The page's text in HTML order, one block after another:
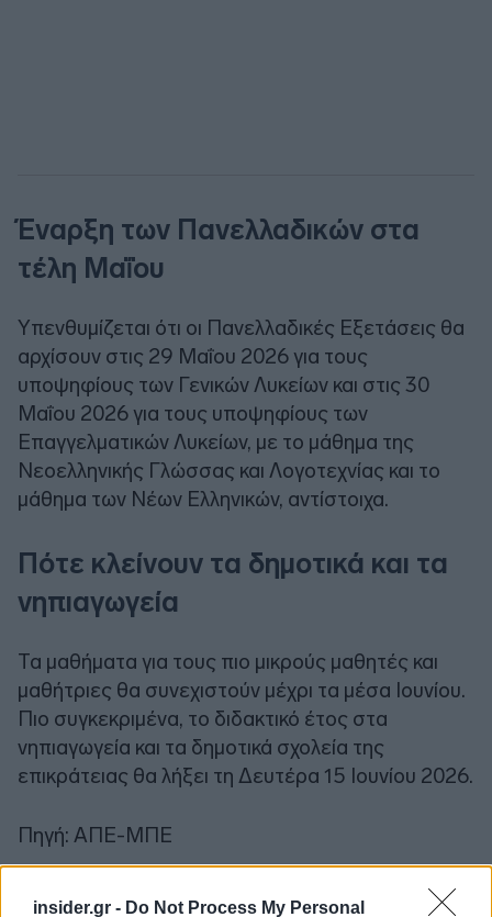
insider.gr - Do Not Process My Personal
Έναρξη των Πανελλαδικών στα
τέλη Μαΐου
Υπενθυμίζεται ότι οι Πανελλαδικές Εξετάσεις θα
αρχίσουν στις 29 Μαΐου 2026 για τους
υποψηφίους των Γενικών Λυκείων και στις 30
Μαΐου 2026 για τους υποψηφίους των
Επαγγελματικών Λυκείων, με το μάθημα της
Νεοελληνικής Γλώσσας και Λογοτεχνίας και το
μάθημα των Νέων Ελληνικών, αντίστοιχα.
Πότε κλείνουν τα δημοτικά και τα
νηπιαγωγεία
Τα μαθήματα για τους πιο μικρούς μαθητές και
μαθήτριες θα συνεχιστούν μέχρι τα μέσα Ιουνίου.
Πιο συγκεκριμένα, το διδακτικό έτος στα
νηπιαγωγεία και τα δημοτικά σχολεία της
επικράτειας θα λήξει τη Δευτέρα 15 Ιουνίου 2026.
Πηγή: ΑΠΕ-ΜΠΕ